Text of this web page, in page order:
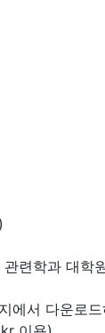
련학과 대학
서 다운로드